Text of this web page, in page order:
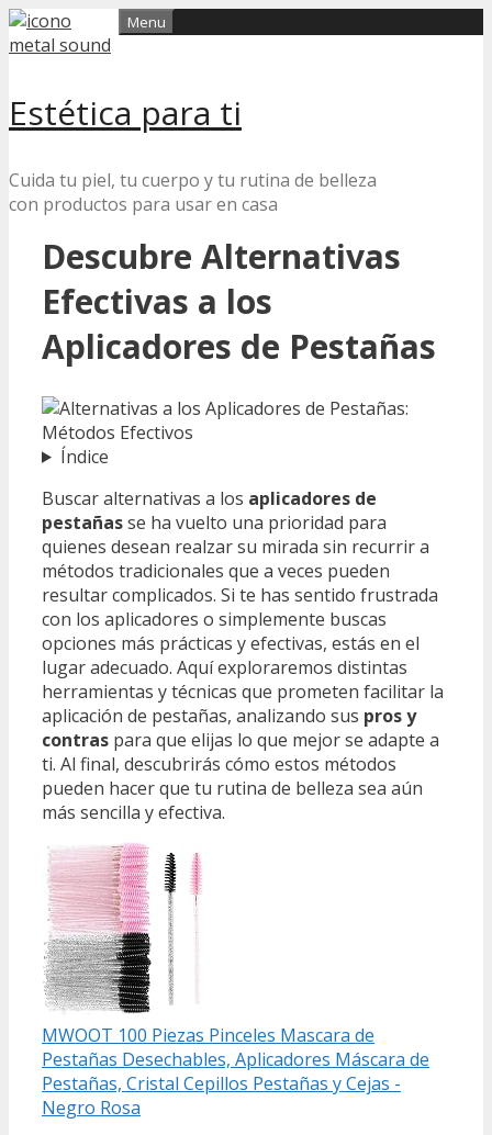
Skip
to
Estética para ti
Cuida tu piel, tu cuerpo y tu rutina de belleza
con productos para usar en casa
Menu
Descubre Alternativas
Efectivas a los
Aplicadores de Pestañas
Índice
Buscar alternativas a los aplicadores de
pestañasse ha vuelto una prioridad para
quienes desean realzar su mirada sin recurrir a
métodos tradicionales que a veces pueden
resultar complicados. Si te has sentido frustrada
con los aplicadores o simplemente buscas
opciones más prácticas y efectivas, estás en el
lugar adecuado. Aquí exploraremos distintas
herramientas y técnicas que prometen facilitar la
aplicación de pestañas, analizando sus pros y
contras para que elijas lo que mejor se adapte a
ti. Al final, descubrirás cómo estos métodos
pueden hacer que tu rutina de belleza sea aún
más sencilla y efectiva.
MWOOT 100 Piezas Pinceles Mascara de
Pestañas Desechables, Aplicadores Máscara de
Pestañas, Cristal Cepillos Pestañas y Cejas -
Negro Rosa